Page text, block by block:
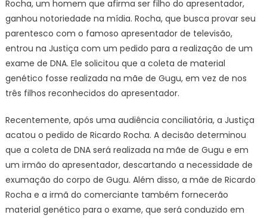
Rocha, um homem que afirma ser filho do apresentador,
ganhou notoriedade na mídia. Rocha, que busca provar seu
parentesco com o famoso apresentador de televisão,
entrou na Justiça com um pedido para a realização de um
exame de DNA. Ele solicitou que a coleta de material
genético fosse realizada na mãe de Gugu, em vez de nos
três filhos reconhecidos do apresentador.
Recentemente, após uma audiência conciliatória, a Justiça
acatou o pedido de Ricardo Rocha. A decisão determinou
que a coleta de DNA será realizada na mãe de Gugu e em
um irmão do apresentador, descartando a necessidade de
exumação do corpo de Gugu. Além disso, a mãe de Ricardo
Rocha e a irmã do comerciante também fornecerão
material genético para o exame, que será conduzido em